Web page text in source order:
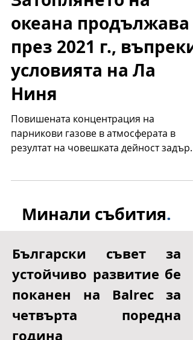
Още един рекорд:
Затоплянето на
океана продължава
през 2021 г., въпреки
условията на Ла
Ниня
Повишената концентрация на
резултат на човешката дейност
Минали събития .
Български съвет за
устойчиво развитие бе
поканен на Balrec за